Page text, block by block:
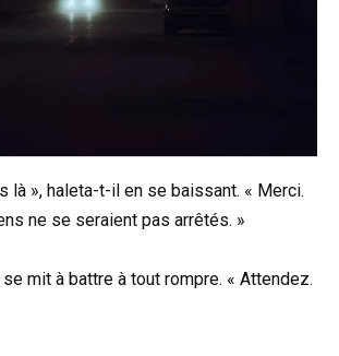
là », haleta-t-il en se baissant. « Merci.
ne se seraient pas arrêtés. »
mit à battre à tout rompre. « Attendez.